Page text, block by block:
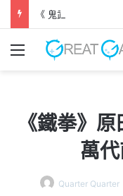
《 鬼武者 劍之道 》
Menu
《鐵拳》
萬
Quarter Quarter